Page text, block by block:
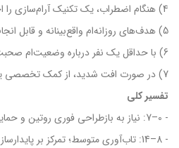
4) هنگام اضطراب، یک تکنیک آرام‌سازی را اجرا می‌کنم.
5) هدف‌های روزانه‌ام واقع‌بینانه و قابل انجام‌اند.
6) با حداقل یک نفر درباره وضعیت‌ام صحبت می‌کنم.
7) در صورت افت شدید، از کمک تخصصی یا آموزشی استفاده می‌کنم.
تفسیر کلی
- 0–7: نیاز به بازطراحی فوری روتین و حمایت بیشتر
- 8–14: تاب‌آوری متوسط؛ تمرکز بر پایدارسازی